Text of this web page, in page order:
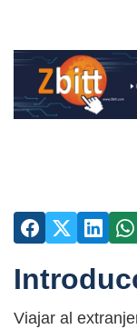
Viajar al